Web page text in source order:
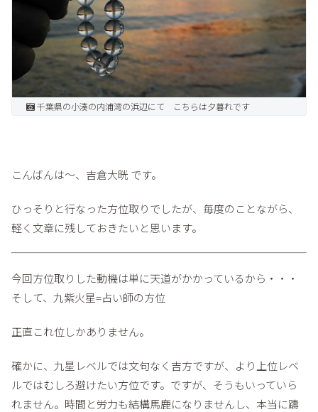
千葉県の小湊の内浦湾の浜辺にて こちらは夕暮れです
こんばんは～、吉倉大晄 です。
ひっそりと行なった方位取りでしたが、毎度のことながら、
軽く文章に残しておきたいと思います。
今回方位取りした動機は単に天道がかかっているから・・・
そして、九紫火星=占い師の方位
正直これ位しかありません。
確かに、九星レベルでは文句なく吉方ですが、より上位レベ
ルではむしろ避けたい方位です。ですが、そうもいっていら
れません。時間と労力も結構馬鹿になりませんし、本当に躊